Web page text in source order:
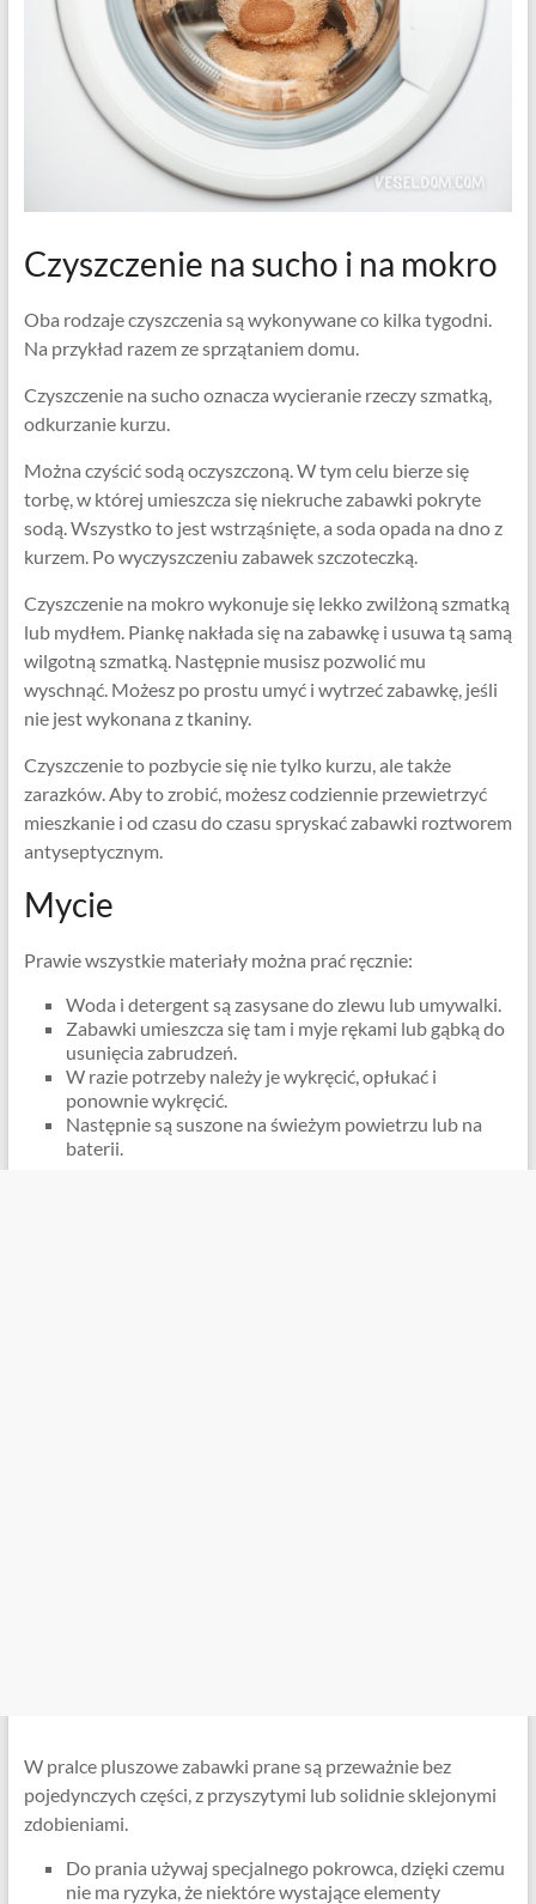
Czyszczenie na sucho i na mokro
Oba rodzaje czyszczenia są wykonywane co kilka tygodni.
Na przykład razem ze sprzątaniem domu.
Czyszczenie na sucho oznacza wycieranie rzeczy szmatką,
odkurzanie kurzu.
Można czyścić sodą oczyszczoną. W tym celu bierze się
torbę, w której umieszcza się niekruche zabawki pokryte
sodą. Wszystko to jest wstrząśnięte, a soda opada na dno z
kurzem. Po wyczyszczeniu zabawek szczoteczką.
Czyszczenie na mokro wykonuje się lekko zwilżoną szmatką
lub mydłem. Piankę nakłada się na zabawkę i usuwa tą samą
wilgotną szmatką. Następnie musisz pozwolić mu
wyschnąć. Możesz po prostu umyć i wytrzeć zabawkę, jeśli
nie jest wykonana z tkaniny.
Czyszczenie to pozbycie się nie tylko kurzu, ale także
zarazków. Aby to zrobić, możesz codziennie przewietrzyć
mieszkanie i od czasu do czasu spryskać zabawki roztworem
antyseptycznym.
Mycie
Prawie wszystkie materiały można prać ręcznie:
Woda i detergent są zasysane do zlewu lub umywalki.
Zabawki umieszcza się tam i myje rękami lub gąbką do
usunięcia zabrudzeń.
W razie potrzeby należy je wykręcić, opłukać i
ponownie wykręcić.
Następnie są suszone na świeżym powietrzu lub na
baterii.
W pralce pluszowe zabawki prane są przeważnie bez
pojedynczych części, z przyszytymi lub solidnie sklejonymi
zdobieniami.
Do prania używaj specjalnego pokrowca, dzięki czemu
nie ma ryzyka, że ​​niektóre wystające elementy